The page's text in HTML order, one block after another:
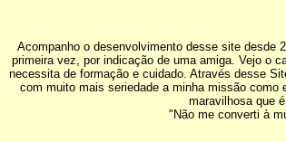
Acompanho o desenvolvimento desse site desde
primeira vez, por indicação de uma amiga. Vejo o
necessita de formação e cuidado. Através desse
com muito mais seriedade a minha missão como
maravilhosa que
"Não me converti à